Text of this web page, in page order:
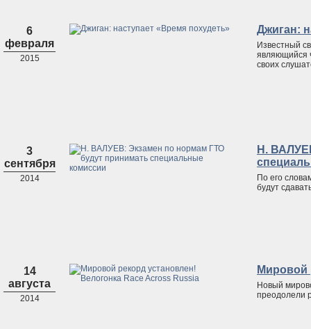
6
февраля
2015
Джиган:
Известный
являющийся
своих
3
сентября
2014
Н.
По его
будут
14
августа
2014
Мировой
Новый
преодолели